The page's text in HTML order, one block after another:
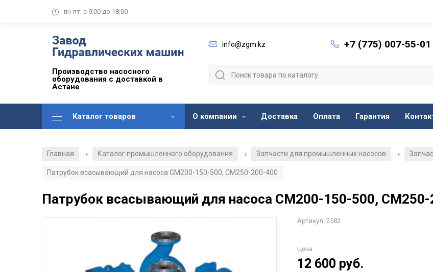
пн-пт: с 9:00 до 18:00
Производство насосного
оборудования с доставкой в
Астане
info@zgm.kz +7 (775) 007-55-01
Каталог товаров О компании Доставка Оплата Гарантия
Главная / Каталог промышленного оборудования / Запчасти для промышленных насосов /
Патрубок всасывающий для насоса СМ200-150-500, СМ250-200-400
Патрубок всасывающий для насоса СМ200-150-500, СМ250-
Артикул: 2582
Цена:
12 600 руб.